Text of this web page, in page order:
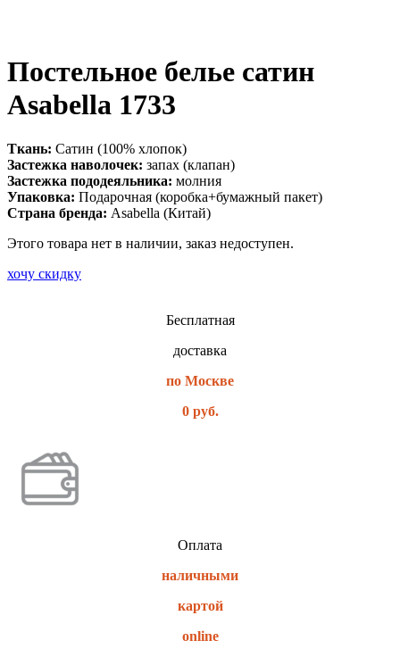
Постельное белье сатин
Asabella 1733
Ткань: Сатин (100% хлопок)
Застежка наволочек: запах (клапан)
Застежка пододеяльника: молния
Упаковка: Подарочная (коробка+бумажный пакет)
Страна бренда: Asabella (Китай)
Этого товара нет в наличии, заказ недоступен.
хочу скидку
Бесплатная
доставка
по Москве
0 руб.
Оплата
наличными
картой
online